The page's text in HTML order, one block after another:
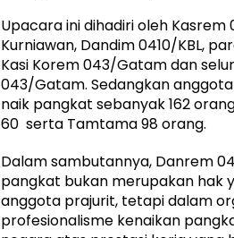
Upacara ini dihadiri oleh
Kurniawan, Dandim 0410/KBL,
Kasi Korem 043/Gatam dan
043/Gatam. Sedangkan
naik pangkat sebanyak 162
60 serta Tamtama 98 orang.
Dalam sambutannya, Danrem
pangkat bukan merupakan hak
anggota prajurit, tetapi dalam
profesionalisme kenaikan